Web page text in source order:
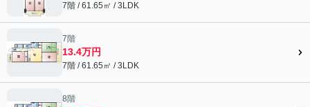
7階 / 61.65㎡ / 3LDK
7階
13.4万円
7階 / 61.65㎡ / 3LDK
8階